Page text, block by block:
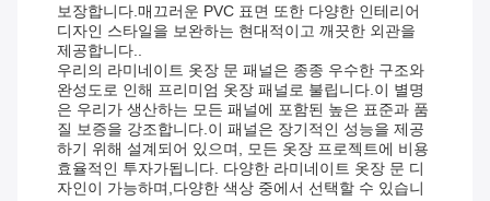
보장합니다.매끄러운 PVC 표면 또한 다양한 인테리어
디자인 스타일을 보완하는 현대적이고 깨끗한 외관을
제공합니다..
우리의 라미네이트 옷장 문 패널은 종종 우수한 구조와
완성도로 인해 프리미엄 옷장 패널로 불립니다.이 별명
은 우리가 생산하는 모든 패널에 포함된 높은 표준과 품
질 보증을 강조합니다.이 패널은 장기적인 성능을 제공
하기 위해 설계되어 있으며, 모든 옷장 프로젝트에 비용
효율적인 투자가됩니다. 다양한 라미네이트 옷장 문 디
자인이 가능하며,다양한 색상 중에서 선택할 수 있습니